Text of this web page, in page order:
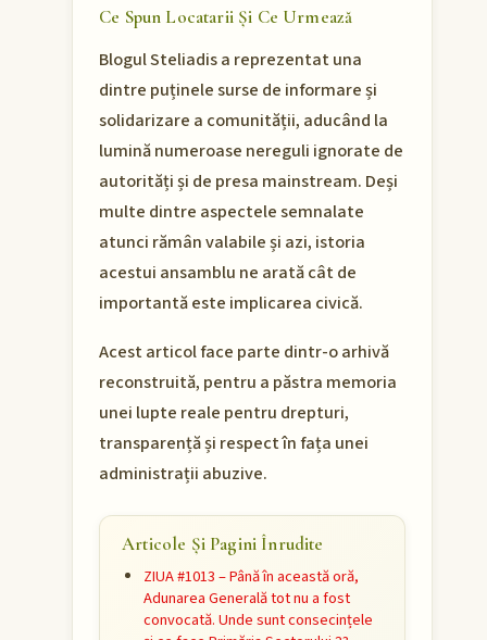
Ce Spun Locatarii Și Ce Urmează
Blogul Steliadis a reprezentat una
dintre puținele surse de informare și
solidarizare a comunității, aducând la
lumină numeroase nereguli ignorate de
autorități și de presa mainstream. Deși
multe dintre aspectele semnalate
atunci rămân valabile și azi, istoria
acestui ansamblu ne arată cât de
importantă este implicarea civică.
Acest articol face parte dintr-o arhivă
reconstruită, pentru a păstra memoria
unei lupte reale pentru drepturi,
transparență și respect în fața unei
administrații abuzive.
Articole Și Pagini Înrudite
ZIUA #1013 – Până în această oră,
Adunarea Generală tot nu a fost
convocată. Unde sunt consecințele